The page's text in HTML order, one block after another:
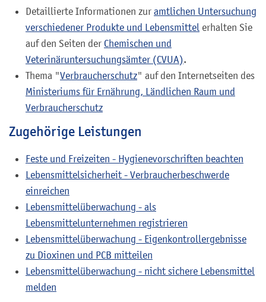
Detaillierte Informationen zur amtlichen Untersuchung
verschiedener Produkte und Lebensmittel erhalten Sie
auf den Seiten der Chemischen und
Veterinäruntersuchungsämter (CVUA).
Thema "Verbraucherschutz" auf den Internetseiten des
Ministeriums für Ernährung, Ländlichen Raum und
Verbraucherschutz
Zugehörige Leistungen
Feste und Freizeiten - Hygienevorschriften beachten
Lebensmittelsicherheit - Verbraucherbeschwerde
einreichen
Lebensmittelüberwachung - als
Lebensmittelunternehmen registrieren
Lebensmittelüberwachung - Eigenkontrollergebnisse
zu Dioxinen und PCB mitteilen
Lebensmittelüberwachung - nicht sichere Lebensmittel
melden